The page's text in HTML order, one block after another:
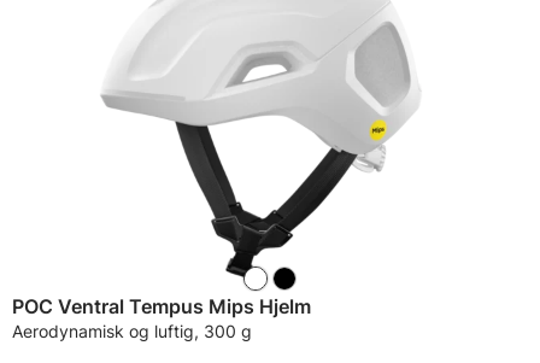
POC Ventral Tempus Mips Hjelm
Aerodynamisk og luftig, 300 g